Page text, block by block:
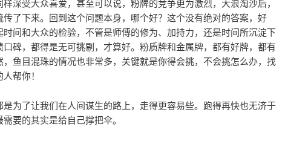
、找‮业专‬的人帮你！
为了让我们在人间谋生的路上，走得更容易些。跑得再快也无济于
要的其实是给自己撑把伞。